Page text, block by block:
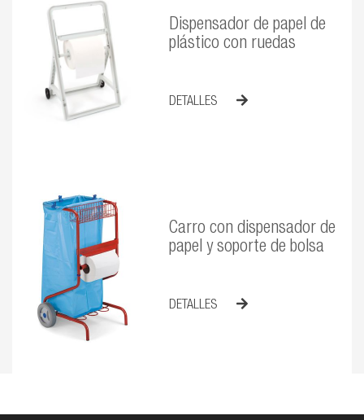
Dispensador de papel de
plástico con ruedas
DETALLES
Carro con dispensador de
papel y soporte de bolsa
DETALLES